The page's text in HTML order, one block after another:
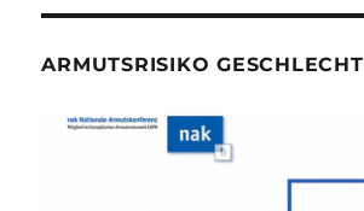
ARMUTSRISIKO GESCHLECHT